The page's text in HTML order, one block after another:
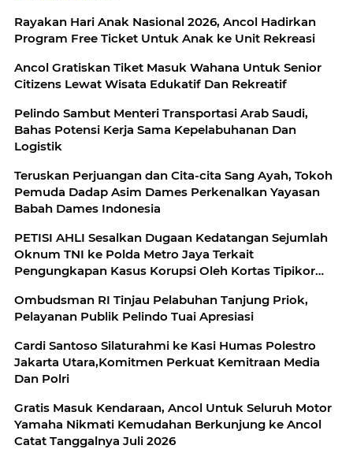
Rayakan Hari Anak Nasional 2026, Ancol Hadirkan
Program Free Ticket Untuk Anak ke Unit Rekreasi
Ancol Gratiskan Tiket Masuk Wahana Untuk Senior
Citizens Lewat Wisata Edukatif Dan Rekreatif
Pelindo Sambut Menteri Transportasi Arab Saudi,
Bahas Potensi Kerja Sama Kepelabuhanan Dan
Logistik
Teruskan Perjuangan dan Cita-cita Sang Ayah, Tokoh
Pemuda Dadap Asim Dames Perkenalkan Yayasan
Babah Dames Indonesia
PETISI AHLI Sesalkan Dugaan Kedatangan Sejumlah
Oknum TNI ke Polda Metro Jaya Terkait
Pengungkapan Kasus Korupsi Oleh Kortas Tipikor
Ombudsman RI Tinjau Pelabuhan Tanjung Priok,
Pelayanan Publik Pelindo Tuai Apresiasi
Cardi Santoso Silaturahmi ke Kasi Humas Polestro
Jakarta Utara,Komitmen Perkuat Kemitraan Media
Dan Polri
Gratis Masuk Kendaraan, Ancol Untuk Seluruh Motor
Yamaha Nikmati Kemudahan Berkunjung ke Ancol
Catat Tanggalnya Juli 2026